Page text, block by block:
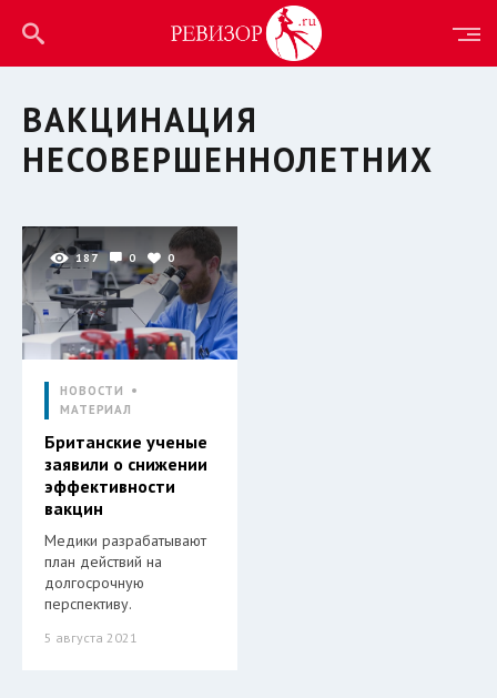
ВАКЦИНАЦИЯ
НЕСОВЕРШЕННОЛЕТНИХ
187 0 0
НОВОСТИ
МАТЕРИАЛ
Британские ученые
заявили о снижении
эффективности
вакцин
Медики разрабатывают
план действий на
долгосрочную
перспективу.
5 августа 2021